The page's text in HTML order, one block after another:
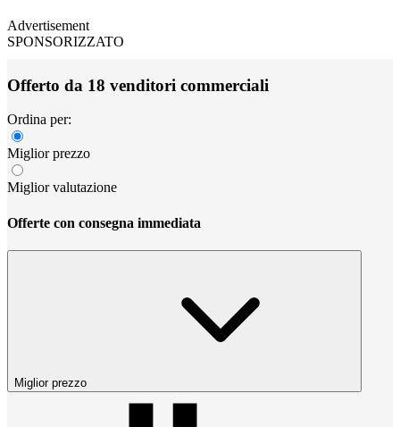
Advertisement
SPONSORIZZATO
Offerto da 18 venditori commerciali
Ordina per:
Miglior prezzo
Miglior valutazione
Offerte con consegna immediata
Miglior prezzo